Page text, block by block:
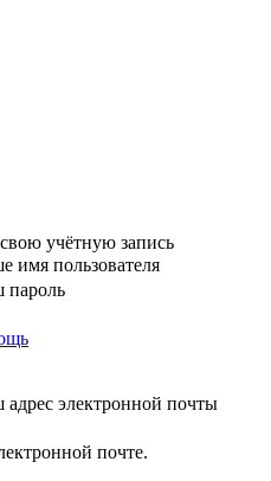
учётную запись
имя пользователя
пароль
электронной почты
почте.